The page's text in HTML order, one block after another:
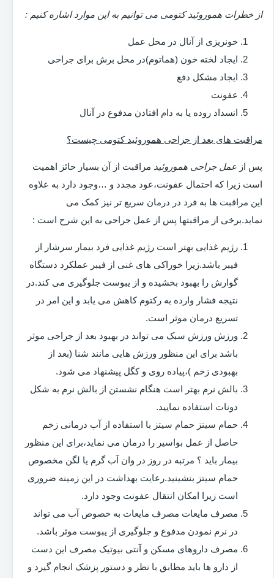
از خطرات هموروئید کتومی می توانیم به این موارد اشاره کنیم :
خونریزی از آنال در محل عمل
ایجاد لخته خون (هماتوم)در محل برش برای جراحی
ایجاد مشکل دفع
عفونت
انسداد روده یا به دام افتادن مدفوع در آنال
مراقبت های بعد از جراحی هموروئید کتومی چیست؟
پس از عمل جراحی هموروئید مراقبت از آن بسیار حائز اهمیت
است زیرا که احتمال عفونت،عود مجدد و …وجود دارد به علاوه
این مراقبت ها به فرد در درمان سریع تر نیز کمک می
نماید.برخی از مراقبتها پس از عمل جراحی به این شرح است :
رژیم غذایی بهتر است رژیم غذایی فرد بیمار سرشار از
فیبر باشد.زیرا خوراکی های غنی از فیبر عملکرد دستگاه
گوارش را بهبود بخشیده و از یبوست جلوگیری می کند.در
نتیجه فشار وارده به رکتوم کاهش می یابد و این امر در
تسریع درمان موثر است.
ورزش ورزش سبک می تواند در بهبود بعد از جراحی موثر
باشد برای این منظور ورزش هایی مانند شنا (بعد از
بهبودی زخم )،پیاده روی و کگل پیشنهاد می شود.
بالش نرم بهتر است هنگام نشستن از بالش نرم به شکل
دونات استفاده نمایید.
حمام سیتز حمام سیتز با استفاده از آب درمانی زخم
حاصل از عمل بواسیر را درمان می نماید،برای این منظور
بیمار باید ؟ مرتبه در روز در وان آب گرم یا لگن مخصوص
حمام سیتز بنشینید.رعایت بهداشت در این زمینه ضروری
است زیرا امکان انتقال عفونت وجود دارد.
مصرف مایعات مصرف مایعات به خصوص آب می تواند
در نرم نمودن مدفوع و جلوگیری از یبوست موثر باشد.
مصرف داروهای مسکن و آنتی بیوتیک مصرف این دست
از دارو ها باید مطابق با نظر و دستور پزشک انجام گیرد و